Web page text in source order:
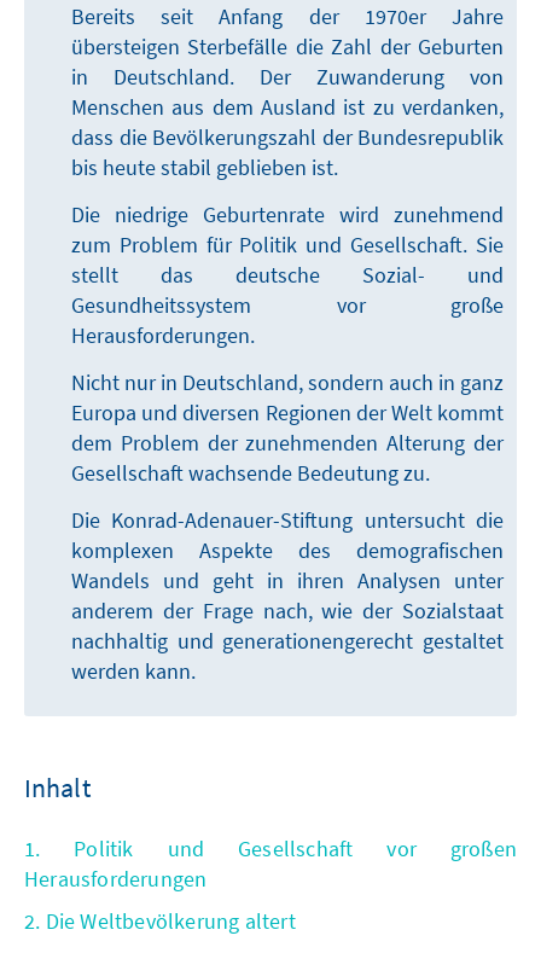
Bereits seit Anfang der 1970er Jahre
übersteigen Sterbefälle die Zahl der Geburten
in Deutschland. Der Zuwanderung von
Menschen aus dem Ausland ist zu verdanken,
dass die Bevölkerungszahl der Bundesrepublik
bis heute stabil geblieben ist.
Die niedrige Geburtenrate wird zunehmend
zum Problem für Politik und Gesellschaft. Sie
stellt das deutsche Sozial- und
Gesundheitssystem vor große
Herausforderungen.
Nicht nur in Deutschland, sondern auch in ganz
Europa und diversen Regionen der Welt kommt
dem Problem der zunehmenden Alterung der
Gesellschaft wachsende Bedeutung zu.
Die Konrad-Adenauer-Stiftung untersucht die
komplexen Aspekte des demografischen
Wandels und geht in ihren Analysen unter
anderem der Frage nach, wie der Sozialstaat
nachhaltig und generationengerecht gestaltet
werden kann.
Inhalt
1. Politik und Gesellschaft vor großen
Herausforderungen
2. Die Weltbevölkerung altert